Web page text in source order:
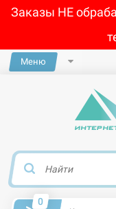
Заказы НЕ
Меню
0